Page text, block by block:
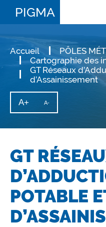
PIGMA
Accueil
PÔLES
Cartographie des
GT Réseaux
d’Assainissement
A+ Augmenter
la
du
A-
taille
GT
POTABLE